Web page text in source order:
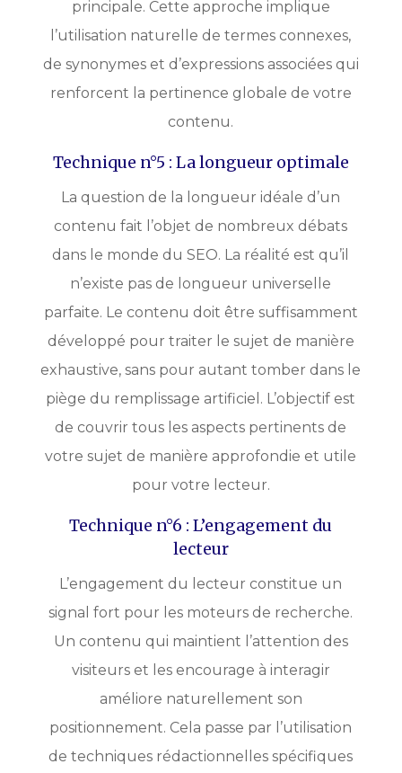
principale. Cette approche implique
l’utilisation naturelle de termes connexes,
de synonymes et d’expressions associées qui
renforcent la pertinence globale de votre
contenu.
Technique n°5 : La longueur optimale
La question de la longueur idéale d’un
contenu fait l’objet de nombreux débats
dans le monde du SEO. La réalité est qu’il
n’existe pas de longueur universelle
parfaite. Le contenu doit être suffisamment
développé pour traiter le sujet de manière
exhaustive, sans pour autant tomber dans le
piège du remplissage artificiel. L’objectif est
de couvrir tous les aspects pertinents de
votre sujet de manière approfondie et utile
pour votre lecteur.
Technique n°6 : L’engagement du
lecteur
L’engagement du lecteur constitue un
signal fort pour les moteurs de recherche.
Un contenu qui maintient l’attention des
visiteurs et les encourage à interagir
améliore naturellement son
positionnement. Cela passe par l’utilisation
de techniques rédactionnelles spécifiques